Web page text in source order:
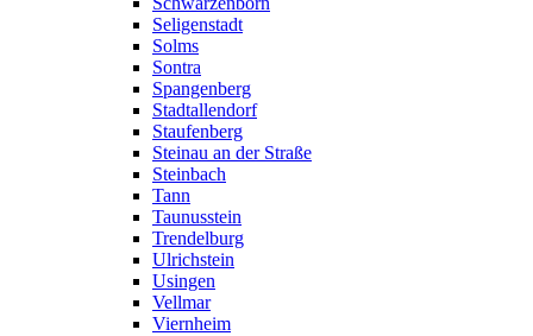
Seligenstadt
Solms
Sontra
Spangenberg
Stadtallendorf
Staufenberg
Steinau an der Straße
Steinbach
Tann
Taunusstein
Trendelburg
Ulrichstein
Usingen
Vellmar
Viernheim